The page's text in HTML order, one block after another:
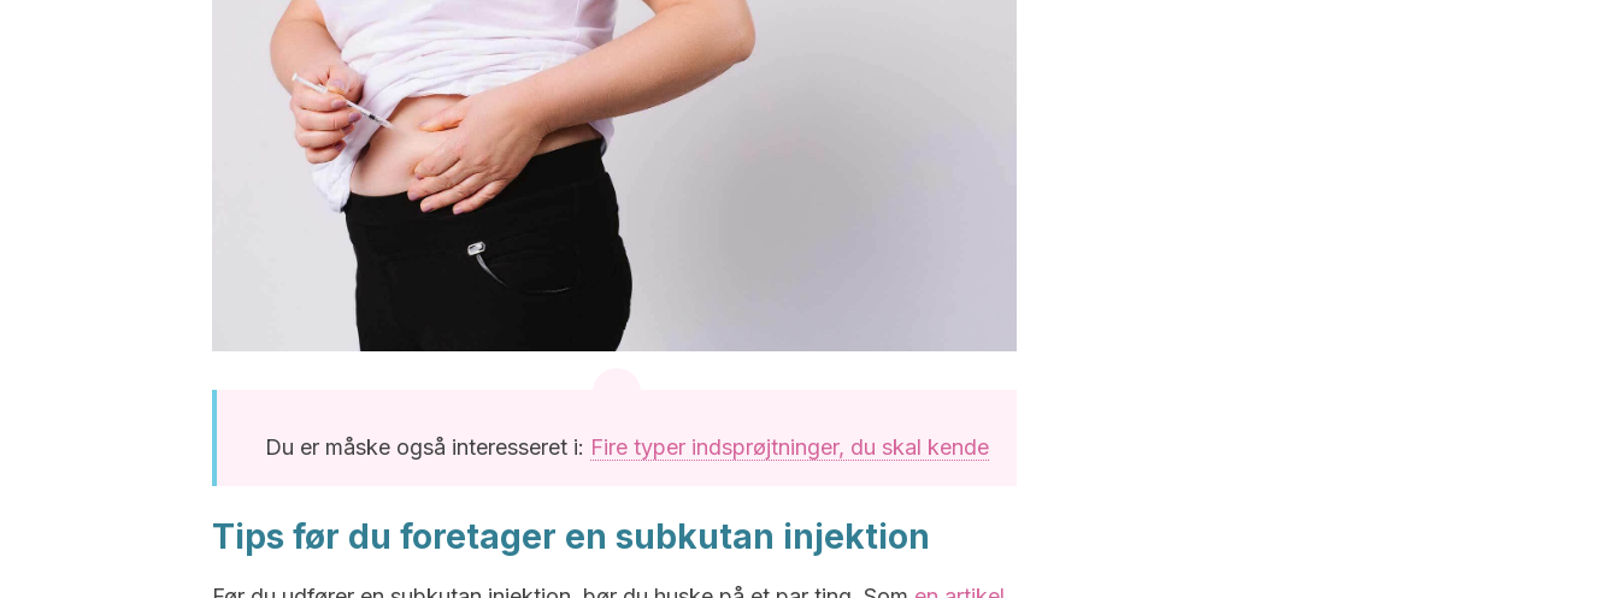
Du er måske også interesseret i: Fire typer indsprøjtninger, du skal kende
Tips før du foretager en subkutan injektion